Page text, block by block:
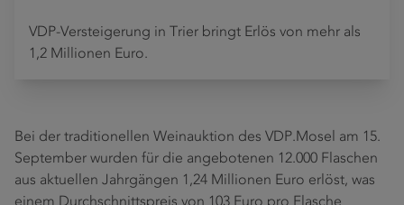
VDP-Versteigerung in Trier bringt Erlös von mehr als
1,2 Millionen Euro.
Bei der traditionellen Weinauktion des VDP.Mosel am 15.
September wurden für die angebotenen 12.000 Flaschen
aus aktuellen Jahrgängen 1,24 Millionen Euro erlöst, was